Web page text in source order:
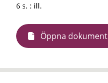
6 s. : ill.
Öppna dokument